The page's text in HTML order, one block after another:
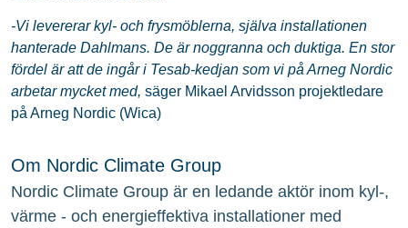
-Vi levererar kyl- och frysmöblerna, själva installationen
hanterade Dahlmans. De är noggranna och duktiga. En stor
fördel är att de ingår i Tesab-kedjan som vi på Arneg Nordic
arbetar mycket med, säger Mikael Arvidsson projektledare
på Arneg Nordic (Wica)
Om Nordic Climate Group
Nordic Climate Group är en ledande aktör inom kyl-,
värme - och energieffektiva installationer med